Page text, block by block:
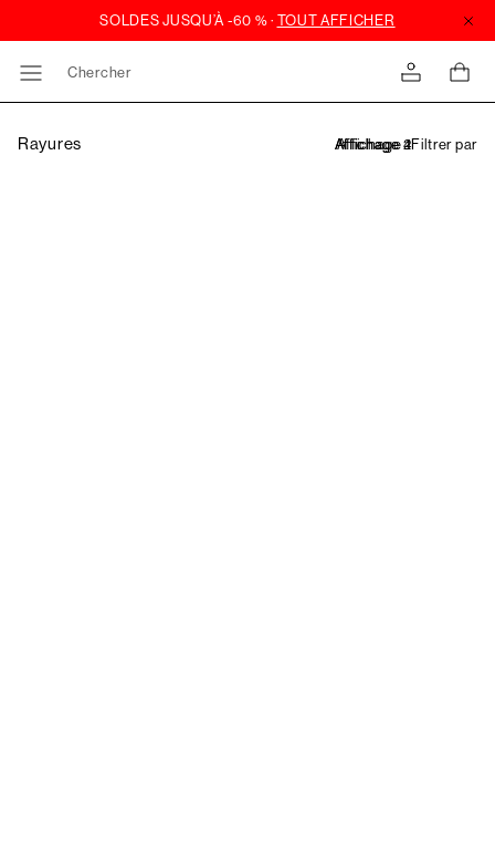
Chercher
Rayures Filtrer par